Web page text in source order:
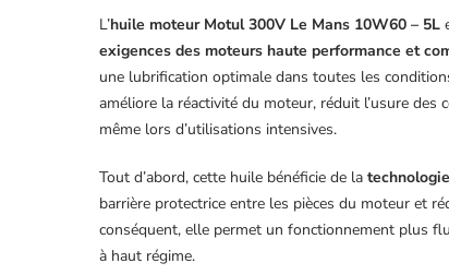
L’huile moteur Motul 300V Le Mans 10W60 – 5L
exigences des moteurs haute performance et
une lubrification optimale dans toutes les
améliore la réactivité du moteur, réduit l’usure
même lors d’utilisations intensives.
Tout d’abord, cette huile bénéficie de la
barrière protectrice entre les pièces du moteur et
conséquent, elle permet un fonctionnement plus
à haut régime.